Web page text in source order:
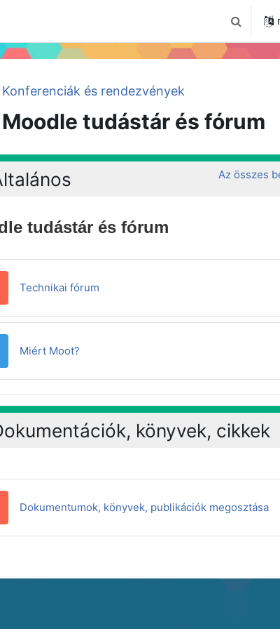
Keresési
Konferenciák és rendezvények
Moodle tudástár és fórum
ismertetése
Az összes
tudástár és fórum
Technikai fórum
Miért Moot?
könyvek, cikkek
Dokumentumok, könyvek, publikációk megosztása